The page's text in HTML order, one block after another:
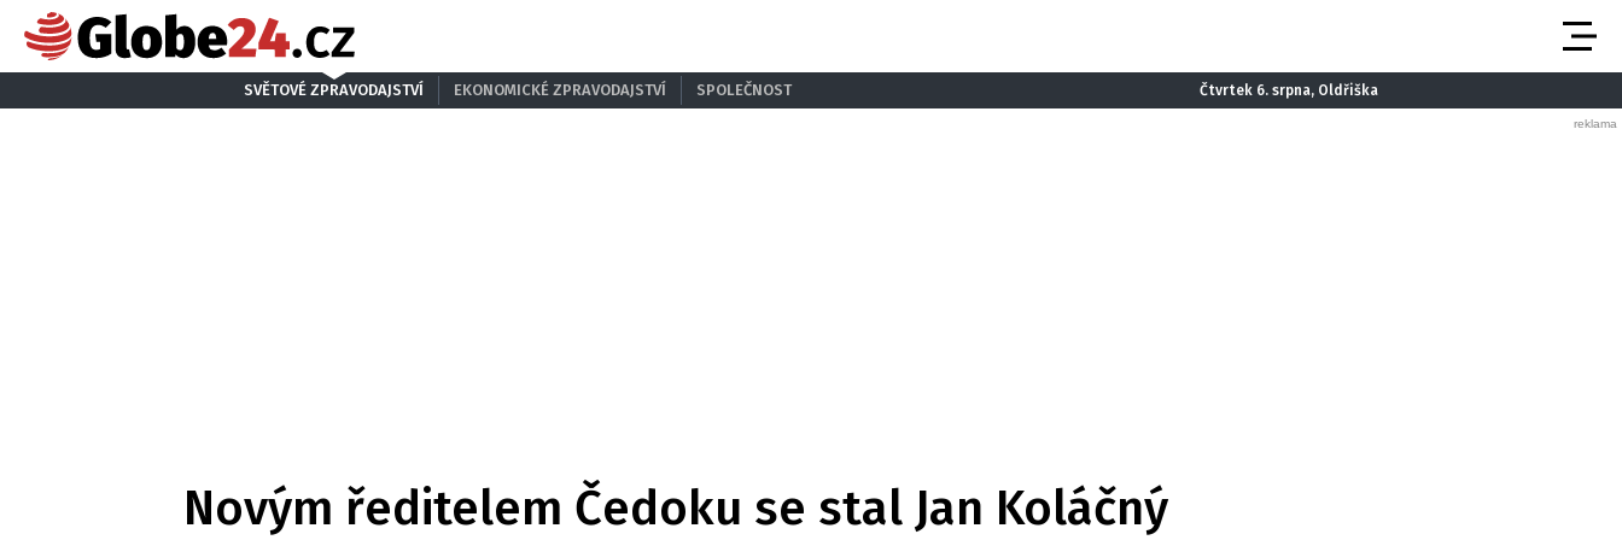
SVĚTOVÉ ZPRAVODAJSTVÍ EKONOMICKÉ ZPRAVODAJSTVÍ SPOLEČNOST Čtvrtek 6. srpna, Oldřiška
Novým ředitelem Čedoku se stal Jan Koláčný